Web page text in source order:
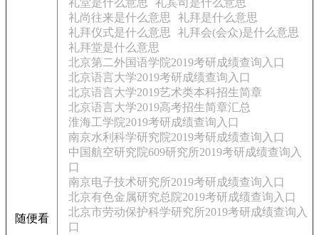
随便看
礼堂是什么意思
礼宾司是什么意思
礼尚往来是什么意思
礼拜是什么意思
礼拜仪式是什么意思
礼拜会(会众)是什么意思
礼拜堂是什么意思
北京第二外国语学院2019考研成绩查询入口
北京语言大学2019考研成绩查询入口
北京语言大学2019艺术类本科招生简章
北京语言大学2019高考招生简章汇总
淮海工学院2019考研成绩查询入口
南京水利科学研究院2019考研成绩查询入口
中国航空研究院609研究所2019考研成绩查询入
口
南京电子技术研究所2019考研成绩查询入口
北京有色金属研究总院2019考研成绩查询入口
北京市劳动保护科学研究所2019考研成绩查询入
口